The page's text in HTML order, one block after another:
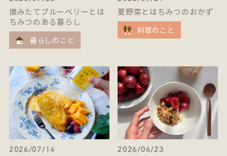
摘みたてブルーベリーとは
ちみつのある暮らし
暮らしのこと
夏野菜とはちみつのおかず
料理のこと
2026/07/14 2026/06/23